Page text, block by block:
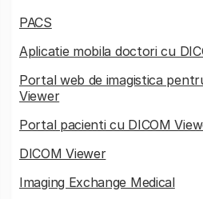
PACS
Aplicatie mobila doctori cu
Portal web de imagistica
Viewer
Portal pacienti cu DICOM
DICOM Viewer
Imaging Exchange Medical